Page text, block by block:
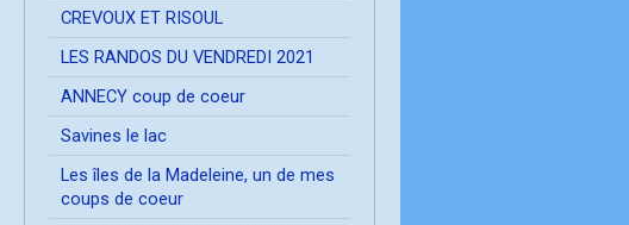
CREVOUX ET RISOUL
LES RANDOS DU VENDREDI 2021
ANNECY coup de coeur
Savines le lac
Les îles de la Madeleine, un de mes
coups de coeur